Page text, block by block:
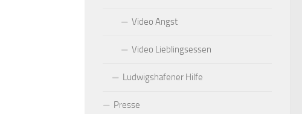
Video Angst
Video Lieblingsessen
Ludwigshafener Hilfe
Presse